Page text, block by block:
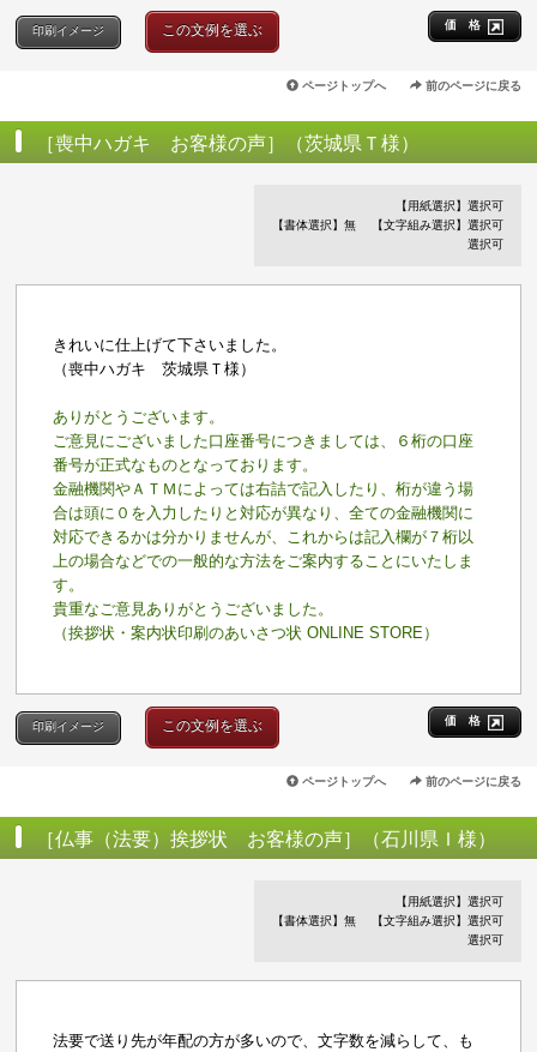
価 格
印刷イメージ この文例を選ぶ
ページトップへ 前のページに戻る
［喪中ハガキ お客様の声］（茨城県Ｔ様）
【用紙選択】選択可
【書体選択】無
【文字組み選択】選択可
選択可
きれいに仕上げて下さいました。
（喪中ハガキ 茨城県Ｔ様）
ありがとうございます。
ご意見にございました口座番号につきましては、６桁の口座
番号が正式なものとなっております。
金融機関やＡＴＭによっては右詰で記入したり、桁が違う場
合は頭に０を入力したりと対応が異なり、全ての金融機関に
対応できるかは分かりませんが、これからは記入欄が７桁以
上の場合などでの一般的な方法をご案内することにいたしま
す。
貴重なご意見ありがとうございました。
（挨拶状・案内状印刷のあいさつ状 ONLINE STORE）
価 格
印刷イメージ この文例を選ぶ
ページトップへ 前のページに戻る
［仏事（法要）挨拶状 お客様の声］（石川県Ｉ様）
【用紙選択】選択可
【書体選択】無
【文字組み選択】選択可
選択可
法要で送り先が年配の方が多いので、文字数を減らして、も